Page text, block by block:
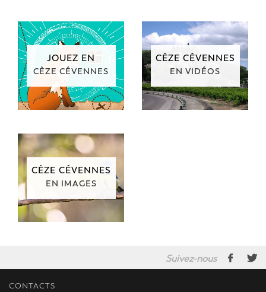
JOUEZ EN
CÈZE CÉVENNES
CÈZE CÉVENNES
EN VIDÉOS
CÈZE CÉVENNES
EN IMAGES
Suivez-nous
CONTACTS